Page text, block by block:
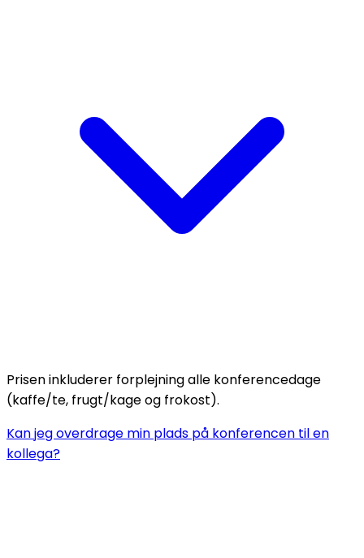
Prisen inkluderer forplejning alle konferencedage
(kaffe/te, frugt/kage og frokost).
Kan jeg overdrage min plads på konferencen til en
kollega?